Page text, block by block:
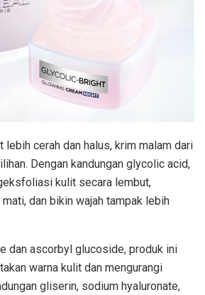
lebih cerah dan halus, krim malam dari
Dengan kandungan glycolic acid,
kulit secara lembut,
dan bikin wajah tampak lebih
dan ascorbyl glucoside, produk ini
warna kulit dan mengurangi
gliserin, sodium hyaluronate,